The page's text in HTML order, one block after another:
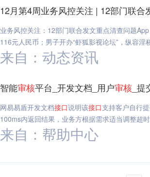
12月第4周业务风控关注 | 12部门联
业务风控关注：12部门联合发文重点清查问题
116元人民币；男子开办“虾狐影视论坛”，纵容
来自：动态资讯
智能审核平台_开发文档_用户审核 _提
网易易盾开发文档接口说明该接口支持客户自行
100ms内返回结果，业务方根据需求适当调整超
来自：帮助中心